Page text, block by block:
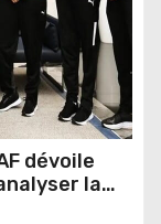
dévoile
la